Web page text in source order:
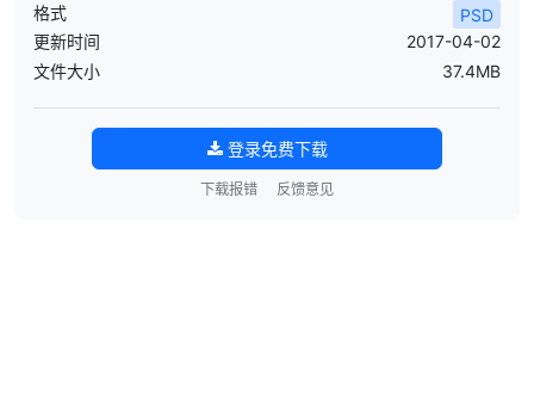
格式
PSD
更新时间
2017-04-02
文件大小
37.4MB
登录免费下载
下载报错 反馈意见